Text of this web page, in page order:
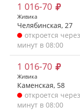
1 016-70
Живика
Челябинская, 27
откроется
минут в 08:00
1 016-70
Живика
Каменская, 58
откроется
минут в 08:00